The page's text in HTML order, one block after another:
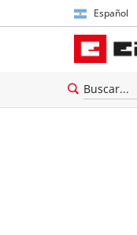
Español
Español
English